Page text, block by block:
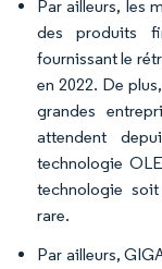
Par ailleurs, les
des produits
fournissant le
en 2022. De
grandes
attendent
technologie
technologie
rare.
Par ailleurs,